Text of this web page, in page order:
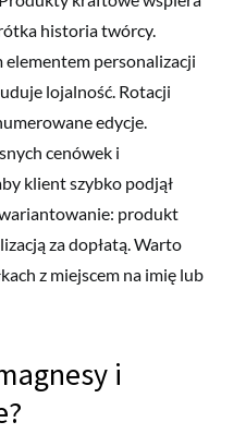
historia twórcy.
elementem personalizacji
lojalność. Rotacji
edycje.
cenówek i
klient szybko podjął
produkt
za dopłatą. Warto
z miejscem na imię lub
i